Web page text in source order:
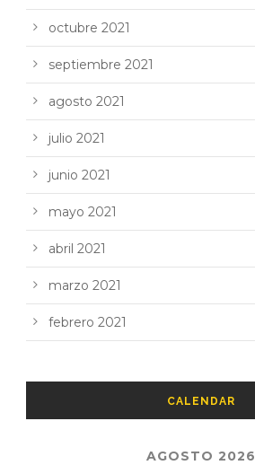
octubre 2021
septiembre 2021
agosto 2021
julio 2021
junio 2021
mayo 2021
abril 2021
marzo 2021
febrero 2021
CALENDAR
AGOSTO 2026